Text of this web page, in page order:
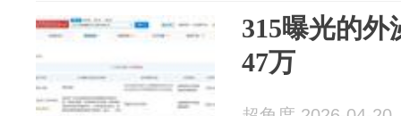
315曝光的
47万